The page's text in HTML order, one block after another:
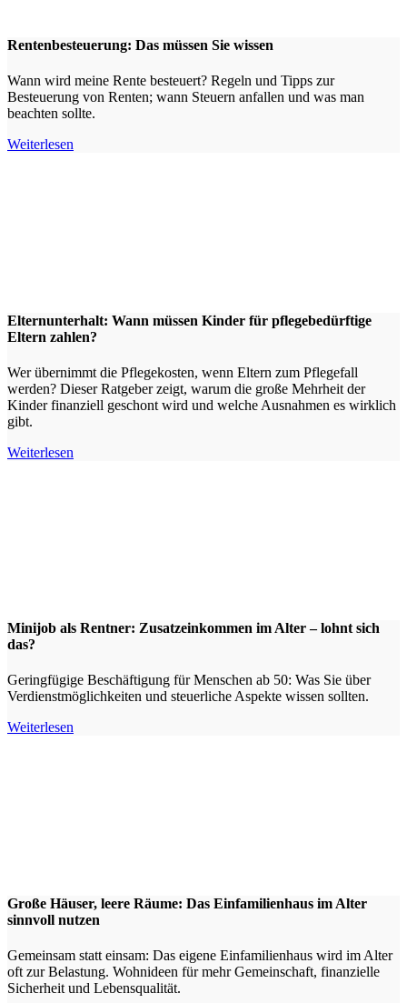
Rentenbesteuerung: Das müssen Sie wissen
Wann wird meine Rente besteuert? Regeln und Tipps zur
Besteuerung von Renten; wann Steuern anfallen und was man
beachten sollte.
Weiterlesen
Elternunterhalt: Wann müssen Kinder für pflegebedürftige
Eltern zahlen?
Wer übernimmt die Pflegekosten, wenn Eltern zum Pflegefall
werden? Dieser Ratgeber zeigt, warum die große Mehrheit der
Kinder finanziell geschont wird und welche Ausnahmen es wirklich
gibt.
Weiterlesen
Minijob als Rentner: Zusatzeinkommen im Alter – lohnt sich
das?
Geringfügige Beschäftigung für Menschen ab 50: Was Sie über
Verdienstmöglichkeiten und steuerliche Aspekte wissen sollten.
Weiterlesen
Große Häuser, leere Räume: Das Einfamilienhaus im Alter
sinnvoll nutzen
Gemeinsam statt einsam: Das eigene Einfamilienhaus wird im Alter
oft zur Belastung. Wohnideen für mehr Gemeinschaft, finanzielle
Sicherheit und Lebensqualität.